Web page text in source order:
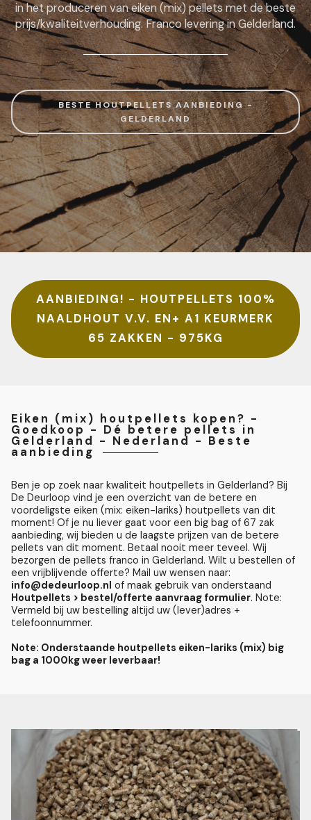
in het produceren van eiken (mix) pellets met de beste
prijs/kwaliteitverhouding. Franco levering in Gelderland.
BESTE HOUTPELLETS AANBIEDING -
GELDERLAND
AANBIEDING! - HOUTPELLETS 100%
NAALDHOUT V.V. EN+ A1 KEURMERK
65 ZAKKEN - 975KG
Eiken (mix) houtpellets kopen? -
Goedkoop - Dé betere pellets in
Gelderland - Nederland - Beste
aanbieding
Ben je op zoek naar kwaliteit houtpellets in Gelderland? Bij
De Deurloop vind je een overzicht van de betere en
voordeligste eiken (mix: eiken-lariks) houtpellets van dit
moment! Of je nu liever gaat voor een big bag of 67 zak
aanbieding, wij bieden u de laagste prijzen van de betere
pellets van dit moment. Betaal nooit meer teveel. Wij
bezorgen de pellets franco in Gelderland. Wilt u bestellen of
een vrijblijvende offerte? Mail uw wensen naar:
info@dedeurloop.nl of maak gebruik van onderstaand
Houtpellets > bestel/offerte aanvraag formulier. Note:
Vermeld bij uw bestelling altijd uw (lever)adres +
telefoonnummer.
Note: Onderstaande houtpellets eiken-lariks (mix) big
bag a 1000kg weer leverbaar!